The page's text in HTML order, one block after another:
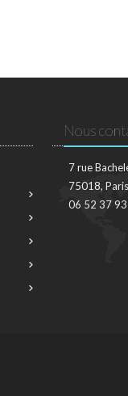
Nous
7 rue
75018, Paris
06 52 37